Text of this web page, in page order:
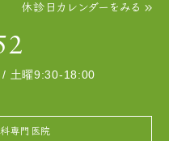
休診日カレンダーをみる
/ 土曜9:30-18:00
専門医院